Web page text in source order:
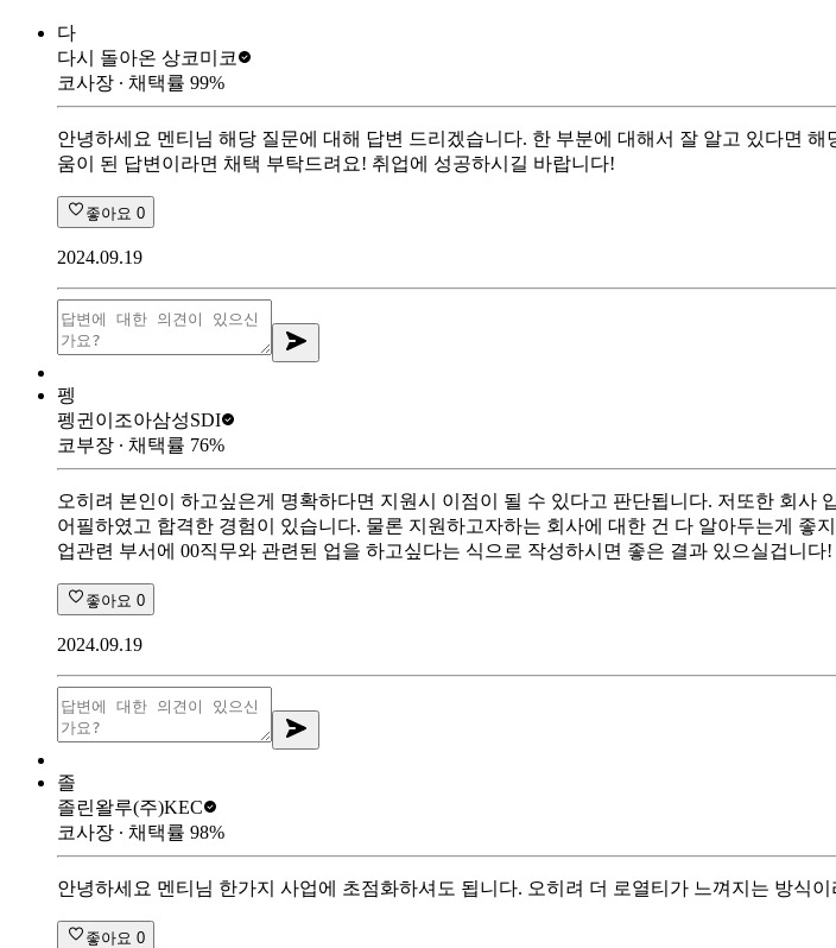
다
다시 돌아온 상코미코
코사장 ∙ 채택률 99%
안녕하세요 멘티님 해당 질문에 대해 답변 드리겠습니다. 한 부분에 대해서 잘 알고 있다면
움이 된 답변이라면 채택 부탁드려요! 취업에 성공하시길 바랍니다!
좋아요 0
2024.09.19
펭
펭귄이조아삼성SDI
코부장 ∙ 채택률 76%
오히려 본인이 하고싶은게 명확하다면 지원시 이점이 될 수 있다고 판단됩니다. 저또한 회사
어필하였고 합격한 경험이 있습니다. 물론 지원하고자하는 회사에 대한 건 다 알아두는게
업관련 부서에 00직무와 관련된 업을 하고싶다는 식으로 작성하시면 좋은 결과 있으실겁니다!
좋아요 0
2024.09.19
졸
졸린왈루(주)KEC
코사장 ∙ 채택률 98%
안녕하세요 멘티님 한가지 사업에 초점화하셔도 됩니다. 오히려 더 로열티가 느껴지는 방식
좋아요 0